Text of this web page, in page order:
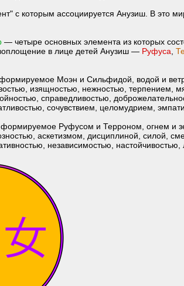
с которым ассоциируется Анузиш. В это
— четыре основных элемента из которых
в лице детей Анузиш — Руфуса ,
Моэн и Сильфидой, водой и
изящностью, нежностью, терпением,
справедливостью,
сочувствием, целомудрием,
Руфусом и Терроном, огнем и
аскетизмом, дисциплиной, силой,
независимостью, настойчивостью,